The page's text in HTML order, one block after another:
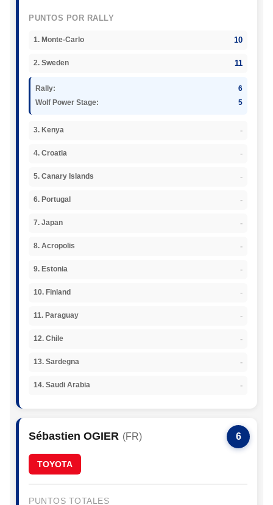
PUNTOS POR RALLY
1. Monte-Carlo 10
2. Sweden 11
Rally:
6
Wolf Power Stage:
5
3. Kenya -
4. Croatia -
5. Canary Islands -
6. Portugal -
7. Japan -
8. Acropolis -
9. Estonia -
10. Finland -
11. Paraguay -
12. Chile -
13. Sardegna -
14. Saudi Arabia -
6
Sébastien OGIER (FR)
TOYOTA
PUNTOS TOTALES